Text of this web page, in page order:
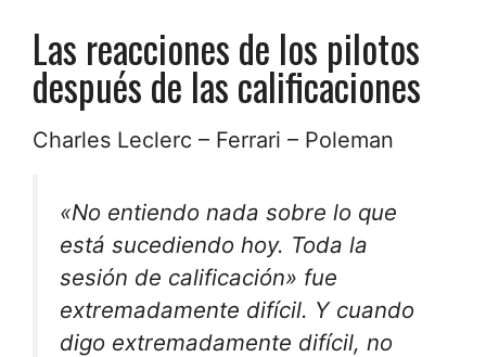
Las reacciones de los pilotos
después de las calificaciones
Charles Leclerc – Ferrari – Poleman
«No entiendo nada sobre lo que
está sucediendo hoy. Toda la
sesión de calificación» fue
extremadamente difícil. Y cuando
digo extremadamente difícil, no